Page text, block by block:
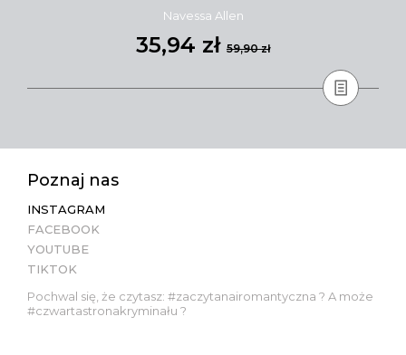
Navessa Allen
35,94 zł 59,90 zł
Poznaj nas
INSTAGRAM
FACEBOOK
YOUTUBE
TIKTOK
Pochwal się, że czytasz: #zaczytanairomantyczna ? A może
#czwartastronakryminału ?